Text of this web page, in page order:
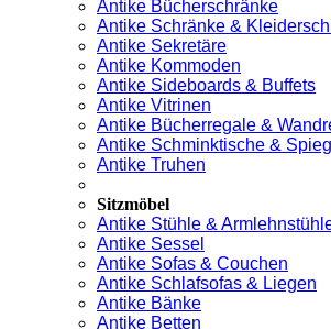
Antike Bücherschränke
Antike Schränke &
Antike Sekretäre
Antike Kommoden
Antike Sideboards & Buffets
Antike Vitrinen
Antike Bücherregale &
Antike Schminktische &
Antike Truhen
Sitzmöbel
Antike Stühle &
Antike Sessel
Antike Sofas & Couchen
Antike Schlafsofas & Liegen
Antike Bänke
Antike Betten